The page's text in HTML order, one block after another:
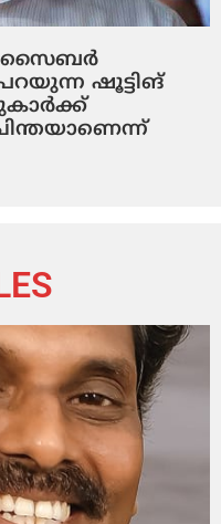
സൈബര്‍
ഷൂട്ടിങ്